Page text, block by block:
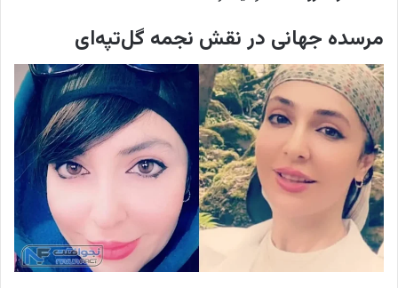
س
غ
ر
ع
ز
ی
ز
ی
ا
مرسده جهانی در نقش نجمه گل‌تپه‌ای